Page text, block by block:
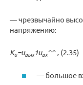
— чрезвычайно
напряжению:
Ки=ивых1ивх^^-, (2.35)
— большое